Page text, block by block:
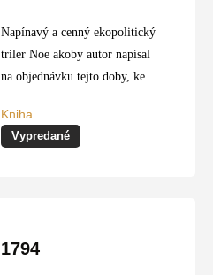
Napínavý a cenný ekopolitický
triler Noe akoby autor napísal
na objednávku tejto doby, keď
Svetom otriasa choroba, ktorá
si vyžiadala desaťtisíce obetí.
Kniha
Vypredané
1794